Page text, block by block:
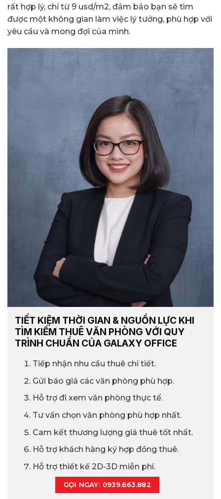
rất hợp lý, chỉ từ 9 usd/m2, đảm bảo bạn sẽ tìm
được một không gian làm việc lý tưởng, phù hợp với
yêu cầu và mong đợi của mình.
TIẾT KIỆM THỜI GIAN & NGUỒN LỰC KHI
TÌM KIẾM THUÊ VĂN PHÒNG VỚI QUY
TRÌNH CHUẨN CỦA GALAXY OFFICE
Tiếp nhận nhu cầu thuê chi tiết.
Gửi báo giá các văn phòng phù hợp.
Hỗ trợ đi xem văn phòng thực tế.
Tư vấn chọn văn phòng phù hợp nhất.
Cam kết thương lượng giá thuê tốt nhất.
Hỗ trợ khách hàng ký hợp đồng thuê.
Hỗ trợ thiết kế 2D-3D miễn phí.
GỌI NGAY: 0939.663.882